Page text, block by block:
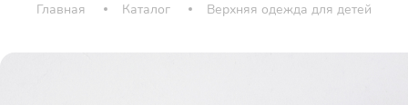
Главная Каталог Верхняя одежда для детей